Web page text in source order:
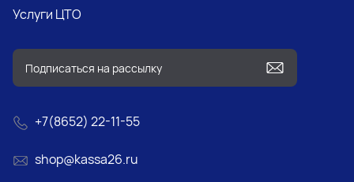
Услуги ЦТО
+7(8652) 22-11-55
shop@kassa26.ru